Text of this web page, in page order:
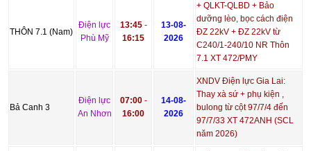
THÔN 7.1 (Nam)
Điện lực
Phù Mỹ
13:45-
16:15
13-08-
2026
+ QLKT-QLBD + Bảo
dưỡng lèo, bọc cách điện
ĐZ 22kV + ĐZ 22kV từ
C240/1-240/10 NR Thôn
7.1 XT 472/PMY
Bả Canh 3
Điện lực
An Nhơn
07:00-
16:00
14-08-
2026
XNDV Điện lực Gia Lai:
Thay xà sứ + phụ kiện ,
bulong từ cột 97/7/4 đến
97/7/33 XT 472ANH (SCL
năm 2026)